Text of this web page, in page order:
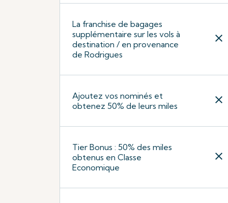
La franchise de bagages
supplémentaire sur les vols à
destination / en provenance
de Rodrigues
close
Ajoutez vos nominés et
obtenez 50% de leurs miles
close
Tier Bonus : 50% des miles
obtenus en Classe
Economique
close